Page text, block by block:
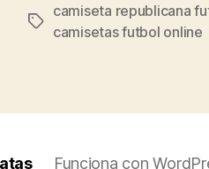
Etiquetas
camiseta republicana
camisetas futbol online
Funciona con